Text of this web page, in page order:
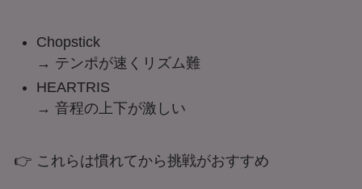
Chopstick
→ テンポが速くリズム難
HEARTRIS
→ 音程の上下が激しい
👉 これらは慣れてから挑戦がおすすめ